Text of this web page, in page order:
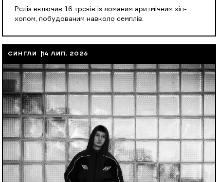
Реліз включив 16 треків із ломаним аритмічним хіп-
хопом, побудованим навколо семплів.
СИНГЛИ 14 ЛИП, 2026